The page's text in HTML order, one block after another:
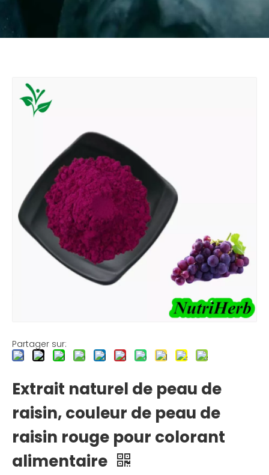
Partager sur:
Extrait naturel de peau de
raisin, couleur de peau de
raisin rouge pour colorant
alimentaire